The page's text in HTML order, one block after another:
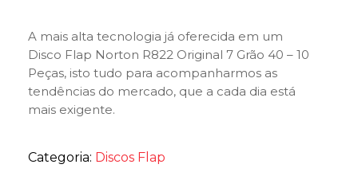
A mais alta tecnologia já oferecida em um
Disco Flap Norton R822 Original 7 Grão 40 – 10
Peças, isto tudo para acompanharmos as
tendências do mercado, que a cada dia está
mais exigente.
Categoria: Discos Flap